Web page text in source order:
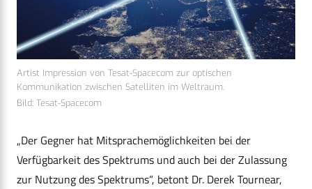
Artist Impression von Tesat-Spacecom zur optischen
Kommunikation zwischen Satelliten im Weltraum.
Bild: Tesat-Spacecom
„Der Gegner hat Mitsprachemöglichkeiten bei der
Verfügbarkeit des Spektrums und auch bei der Zulassung
zur Nutzung des Spektrums“, betont Dr. Derek Tournear,